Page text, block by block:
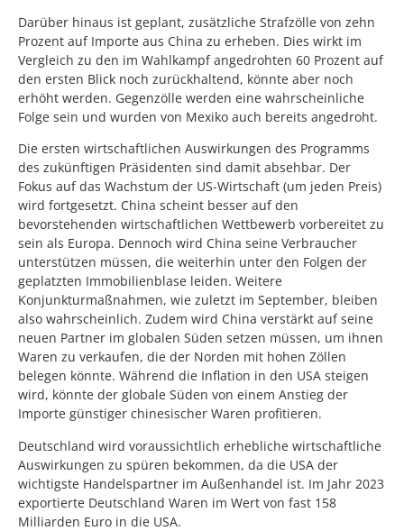
Darüber hinaus ist geplant, zusätzliche Strafzölle von zehn
Prozent auf Importe aus China zu erheben. Dies wirkt im
Vergleich zu den im Wahlkampf angedrohten 60 Prozent auf
den ersten Blick noch zurückhaltend, könnte aber noch
erhöht werden. Gegenzölle werden eine wahrscheinliche
Folge sein und wurden von Mexiko auch bereits angedroht.
Die ersten wirtschaftlichen Auswirkungen des Programms
des zukünftigen Präsidenten sind damit absehbar. Der
Fokus auf das Wachstum der US-Wirtschaft (um jeden Preis)
wird fortgesetzt. China scheint besser auf den
bevorstehenden wirtschaftlichen Wettbewerb vorbereitet zu
sein als Europa. Dennoch wird China seine Verbraucher
unterstützen müssen, die weiterhin unter den Folgen der
geplatzten Immobilienblase leiden. Weitere
Konjunkturmaßnahmen, wie zuletzt im September, bleiben
also wahrscheinlich. Zudem wird China verstärkt auf seine
neuen Partner im globalen Süden setzen müssen, um ihnen
Waren zu verkaufen, die der Norden mit hohen Zöllen
belegen könnte. Während die Inflation in den USA steigen
wird, könnte der globale Süden von einem Anstieg der
Importe günstiger chinesischer Waren profitieren.
Deutschland wird voraussichtlich erhebliche wirtschaftliche
Auswirkungen zu spüren bekommen, da die USA der
wichtigste Handelspartner im Außenhandel ist. Im Jahr 2023
exportierte Deutschland Waren im Wert von fast 158
Milliarden Euro in die USA.